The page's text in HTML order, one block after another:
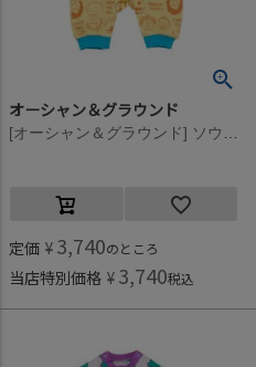
オーシャン＆グラウンド
定価 ¥ 3,740のところ
当店特別価格 ¥ 3,740税込